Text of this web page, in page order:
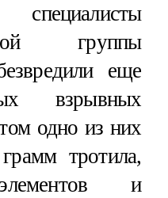
группы
еще
взрывных
одно из них
тротила,
и